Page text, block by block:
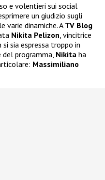
e volentieri sui social
un giudizio sugli
varie dinamiche. A TV Blog
Nikita Pelizon , vincitrice
si sia espressa troppo in
programma, Nikita ha
Massimiliano